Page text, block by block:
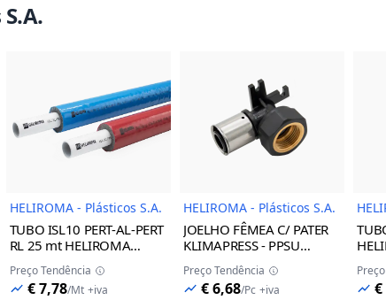
Imagem do Produto
HELIROMA - Plásticos S.A.
TUBO ISL10 PERT-AL-PERT
RL 25 mt HELIROMA
AZUL, 25x2.5
Preço Tendência
€ 7,78/Mt +iva
Imagem do
HELIROMA - Plásticos S.A.
JOELHO FÊMEA C/ PATER
KLIMAPRESS - PPSU
HELIROMA
16x1/2
Preço Tendência
€ 6,68/Pc +iva €